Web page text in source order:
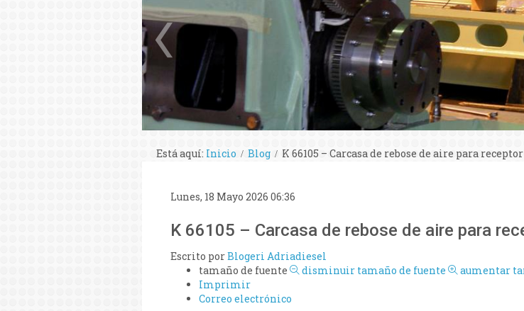
Está aquí: Inicio Blog K 66105 – Carcasa de rebose de aire para
Lunes, 18 Mayo 2026 06:36
K 66105 – Carcasa de rebose de aire para
Escrito porBlogeri Adriadiesel
tamaño de fuente
disminuir tamaño de fuente
aumentar
Imprimir
Correo electrónico